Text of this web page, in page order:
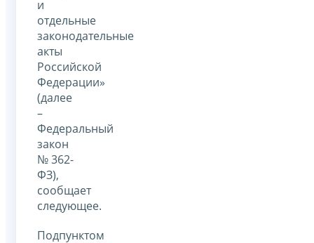
и
отдельные
законодательные
акты
Российской
Федерации»
(далее
–
Федеральный
закон
№ 362-
ФЗ),
сообщает
следующее.
Подпунктом